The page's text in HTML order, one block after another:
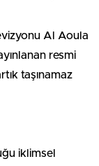
Al Aoula
resmi
taşınamaz
iklimsel